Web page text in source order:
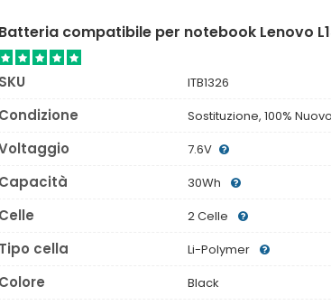
Batteria compatibile per notebook Lenovo
SKU ITB1326
Condizione Sostituzione, 100% Nuovo
7.6V
Capacità 30Wh
Celle 2 Celle
Tipo cella Li-Polymer
Colore Black